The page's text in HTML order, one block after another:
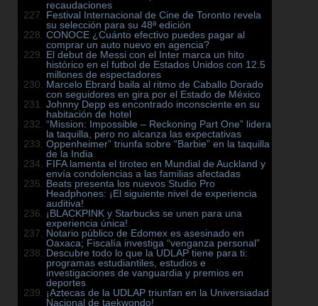
recaudaciones
Festival Internacional de Cine de Toronto revela
su selección para su 48ª edición
CONOCE ¿Cuánto efectivo puedes pagar al
comprar un auto nuevo en agencia?
El debut de Messi con el Inter marca un hito
histórico en el futbol de Estados Unidos con 12.5
millones de espectadores
Marcelo Ebrard baila al ritmo de Caballo Dorado
con seguidores en gira por el Estado de México
Johnny Depp es encontrado inconsciente en su
habitación de hotel
“Mission: Impossible – Reckoning Part One” lidera
la taquilla, pero no alcanza las expectativas
Oppenheimer” triunfa sobre “Barbie” en la taquilla
de la India
FIFA lamenta el tiroteo en Mundial de Auckland y
envía condolencias a las familias afectadas
Beats presenta los nuevos Studio Pro
Headphones: ¡El siguiente nivel de experiencia
auditiva!
¡BLACKPINK y Starbucks se unen para una
experiencia única!
Notario público de Edomex es asesinado en
Oaxaca; Fiscalía investiga “venganza personal”
Descubre todo lo que la UDLAP tiene para ti:
programas estudiantiles, estudios e
investigaciones de vanguardia y premios en
deportes
¡Aztecas de la UDLAP triunfan en la Universiadad
Nacional de taekwondo!